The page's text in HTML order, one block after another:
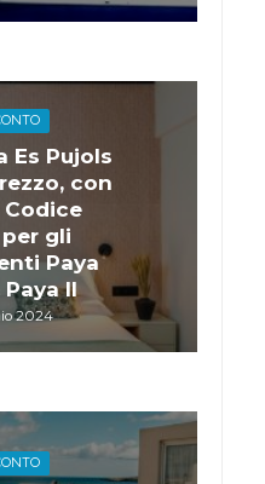
Es Pujols
con
gli
Paya
II
2024